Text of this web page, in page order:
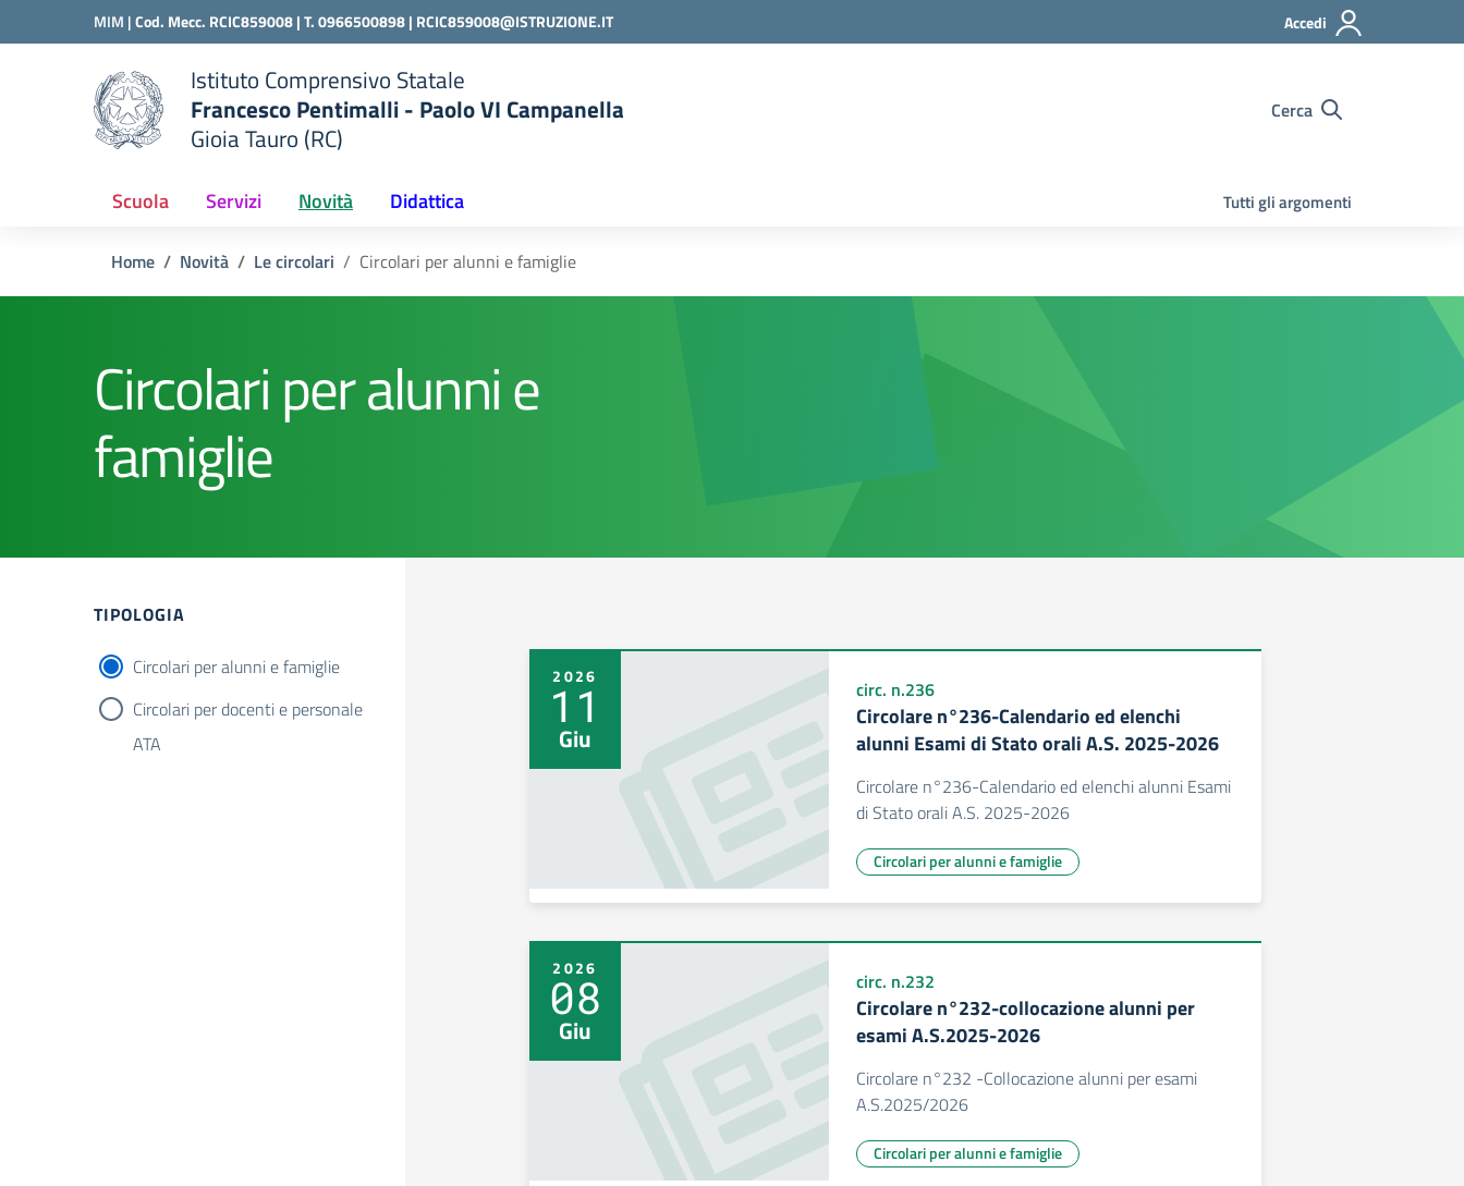
Vai ai contenuti
Vai al menu di navigazione
MIM |Cod. Mecc. RCIC859008 | T. 0966500898 | RCIC859008@ISTRUZIONE.IT Accedi
scuola
Istituto Comprensivo Statale
Francesco Pentimalli - Paolo VI Campanella
Gioia Tauro (RC)
Cerca
Scuola Servizi Novità Didattica Tutti gli argomenti
Home Novità Le circolari Circolari per alunni e famiglie
Circolari per alunni e
famiglie
Filtri
TIPOLOGIA
Circolari per alunni e famiglie
Circolari per docenti e personale
ATA
2026
11
Giu
circ. n.236
Circolare n°236-Calendario ed elenchi
alunni Esami di Stato orali A.S. 2025-2026
Circolare n°236-Calendario ed elenchi alunni Esami
di Stato orali A.S. 2025-2026
Circolari per alunni e famiglie
2026
08
Giu
circ. n.232
Circolare n°232-collocazione alunni per
esami A.S.2025-2026
Circolare n°232 -Collocazione alunni per esami
A.S.2025/2026
Circolari per alunni e famiglie